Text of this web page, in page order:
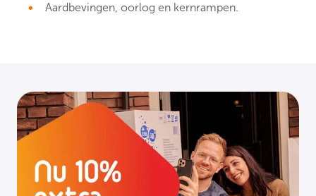
Aardbevingen, oorlog en kernrampen.